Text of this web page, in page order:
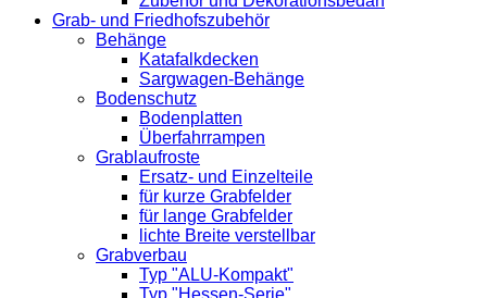
Grab- und Friedhofszubehör
Behänge
Katafalkdecken
Sargwagen-Behänge
Bodenschutz
Bodenplatten
Überfahrrampen
Grablaufroste
Ersatz- und Einzelteile
für kurze Grabfelder
für lange Grabfelder
lichte Breite verstellbar
Grabverbau
Typ "ALU-Kompakt"